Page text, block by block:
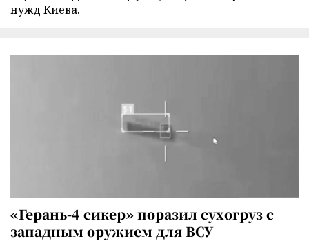
нужд Киева.
«Герань-4 сикер» поразил сухогруз с
западным оружием для ВСУ